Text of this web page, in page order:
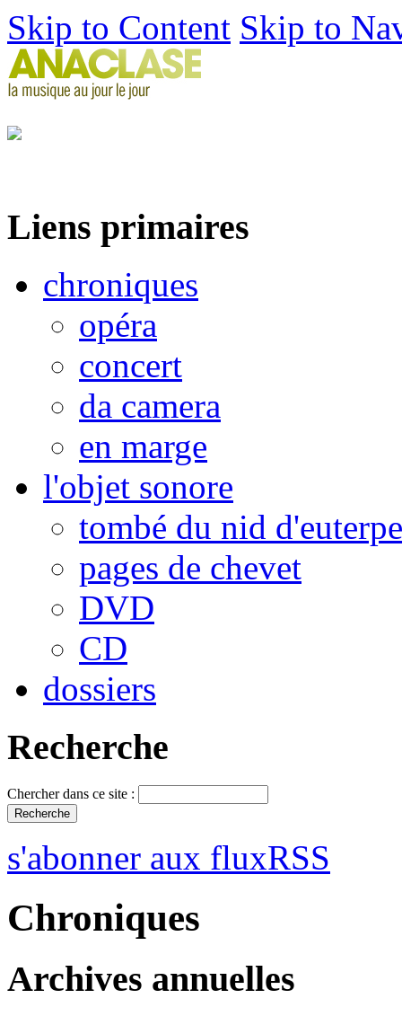
Skip to Content Skip to
Liens primaires
chroniques
opéra
concert
da camera
en marge
l'objet sonore
tombé du nid d'euterpe
pages de chevet
DVD
CD
dossiers
Recherche
Chercher dans ce site :
s'abonner aux fluxRSS
Chroniques
Archives annuelles